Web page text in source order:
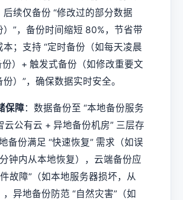
后续仅备份 “修改过的部分数据
）”，备份时间缩短 80%，节省带
本；支持 “定时备份（如每天凌晨
）+ 触发式备份（如修改重要文
）”，确保数据实时安全。
保障：数据备份至 “本地备份服务
云公有云 + 异地备份机房” 三层存
份满足 “快速恢复” 需求（如误
钟内从本地恢复），云端备份应
故障”（如本地服务器损坏，从
异地备份防范 “自然灾害”（如